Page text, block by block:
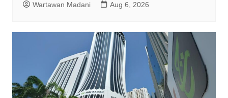
Wartawan Madani Aug 6, 2026